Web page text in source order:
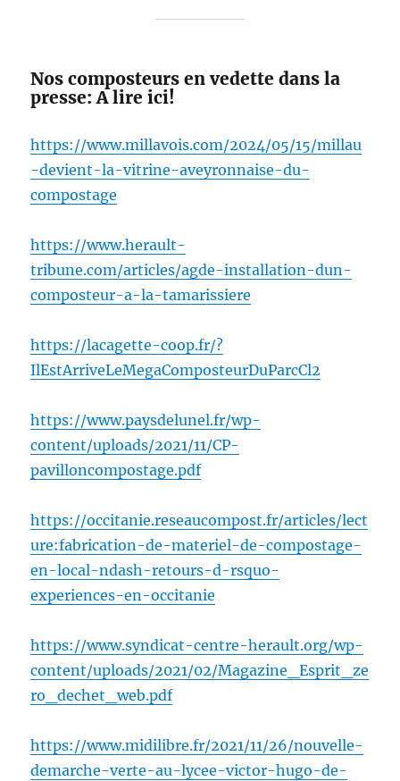
Nos composteurs en vedette dans la
presse: A lire ici!
https://www.millavois.com/2024/05/15/millau
-devient-la-vitrine-aveyronnaise-du-
compostage
https://www.herault-
tribune.com/articles/agde-installation-dun-
composteur-a-la-tamarissiere
https://lacagette-coop.fr/?
IlEstArriveLeMegaComposteurDuParcCl2
https://www.paysdelunel.fr/wp-
content/uploads/2021/11/CP-
pavilloncompostage.pdf
https://occitanie.reseaucompost.fr/articles/lect
ure:fabrication-de-materiel-de-compostage-
en-local-ndash-retours-d-rsquo-
experiences-en-occitanie
https://www.syndicat-centre-herault.org/wp-
content/uploads/2021/02/Magazine_Esprit_ze
ro_dechet_web.pdf
https://www.midilibre.fr/2021/11/26/nouvelle-
demarche-verte-au-lycee-victor-hugo-de-